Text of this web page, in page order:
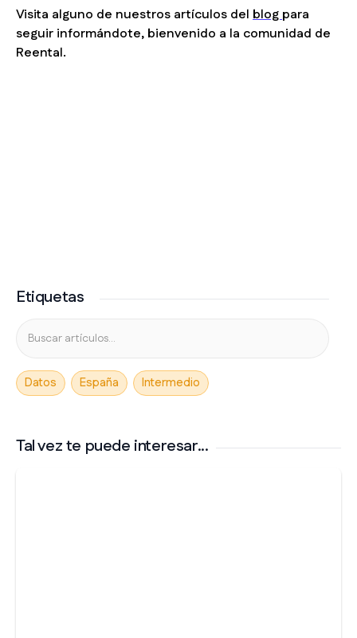
Visita alguno de nuestros artículos del blogpara
seguir informándote, bienvenido a la comunidad de
Reental.
Etiquetas
Datos España Intermedio
Tal vez te puede interesar...